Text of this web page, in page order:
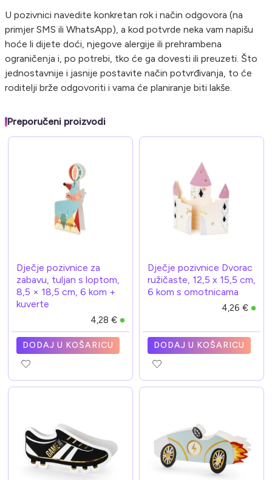
U pozivnici navedite konkretan rok i način odgovora (na
primjer SMS ili WhatsApp), a kod potvrde neka vam napišu
hoće li dijete doći, njegove alergije ili prehrambena
ograničenja i, po potrebi, tko će ga dovesti ili preuzeti. Što
jednostavnije i jasnije postavite način potvrđivanja, to će
roditelji brže odgovoriti i vama će planiranje biti lakše.
Preporučeni proizvodi
Dječje pozivnice za
zabavu, tuljan s loptom,
8,5 × 18,5 cm, 6 kom +
kuverte
4,28 €
DODAJ U KOŠARICU
Dječje pozivnice Dvorac
ružičaste, 12,5 x 15,5 cm,
6 kom s omotnicama
4,26 €
DODAJ U KOŠARICU